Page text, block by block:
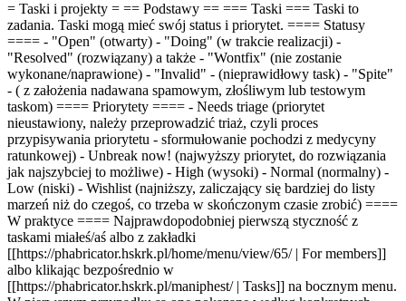
= Taski i projekty = == Podstawy == === Taski === Taski to
zadania. Taski mogą mieć swój status i priorytet. ==== Statusy
==== - "Open" (otwarty) - "Doing" (w trakcie realizacji) -
"Resolved" (rozwiązany) a także - "Wontfix" (nie zostanie
wykonane/naprawione) - "Invalid" - (nieprawidłowy task) - "Spite"
- ( z założenia nadawana spamowym, złośliwym lub testowym
taskom) ==== Priorytety ==== - Needs triage (priorytet
nieustawiony, należy przeprowadzić triaż, czyli proces
przypisywania priorytetu - sformułowanie pochodzi z medycyny
ratunkowej) - Unbreak now! (najwyższy priorytet, do rozwiązania
jak najszybciej to możliwe) - High (wysoki) - Normal (normalny) -
Low (niski) - Wishlist (najniższy, zaliczający się bardziej do listy
marzeń niż do czegoś, co trzeba w skończonym czasie zrobić) ====
W praktyce ==== Najprawdopodobniej pierwszą styczność z
taskami miałeś/aś albo z zakładki
[[https://phabricator.hskrk.pl/home/menu/view/65/ | For members]]
albo klikając bezpośrednio w
[[https://phabricator.hskrk.pl/maniphest/ | Tasks]] na bocznym menu.